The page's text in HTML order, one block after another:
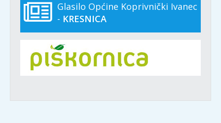
Glasilo Općine Koprivnički Ivanec
- KRESNICA